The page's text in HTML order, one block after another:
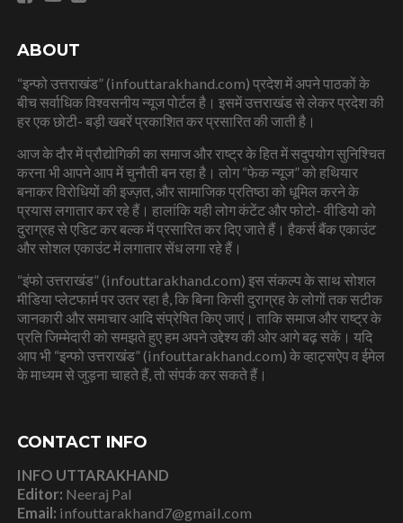
ABOUT
“इन्फो उत्तराखंड” (infouttarakhand.com) प्रदेश में अपने पाठकों के
बीच सर्वाधिक विश्वसनीय न्यूज पोर्टल है। इसमें उत्तराखंड से लेकर प्रदेश की
हर एक छोटी- बड़ी खबरें प्रकाशित कर प्रसारित की जाती है।
आज के दौर में प्रौद्योगिकी का समाज और राष्ट्र के हित में सदुपयोग सुनिश्चित
करना भी आपने आप में चुनौती बन रहा है। लोग “फेक न्यूज” को हथियार
बनाकर विरोधियों की इज्ज़त, और सामाजिक प्रतिष्ठा को धूमिल करने के
प्रयास लगातार कर रहे हैं। हालांकि यही लोग कंटेंट और फोटो- वीडियो को
दुराग्रह से एडिट कर बल्क में प्रसारित कर दिए जाते हैं। हैकर्स बैंक एकाउंट
और सोशल एकाउंट में लगातार सेंध लगा रहे हैं।
“इंफो उत्तराखंड” (infouttarakhand.com) इस संकल्प के साथ सोशल
मीडिया प्लेटफार्म पर उतर रहा है, कि बिना किसी दुराग्रह के लोगों तक सटीक
जानकारी और समाचार आदि संप्रेषित किए जाएं। ताकि समाज और राष्ट्र के
प्रति जिम्मेदारी को समझते हुए हम अपने उद्देश्य की ओर आगे बढ़ सकें। यदि
आप भी “इन्फो उत्तराखंड” (infouttarakhand.com) के व्हाट्सऐप व ईमेल
के माध्यम से जुड़ना चाहते हैं, तो संपर्क कर सकते हैं।
CONTACT INFO
INFO UTTARAKHAND
Editor: Neeraj Pal
Email: infouttarakhand7@gmail.com